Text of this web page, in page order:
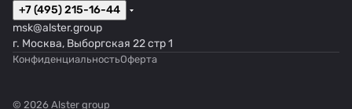
+7 (495) 215-16-44
msk@alster.group
г. Москва, Выборгская 22 стр 1
КонфиденциальностьОферта
© 2026 Alster group